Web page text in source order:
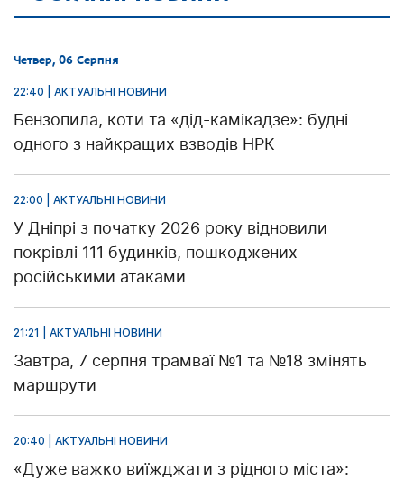
Четвер, 06 Серпня
22:40 | АКТУАЛЬНІ НОВИНИ
Бензопила, коти та «дід-камікадзе»: будні
одного з найкращих взводів НРК
22:00 | АКТУАЛЬНІ НОВИНИ
У Дніпрі з початку 2026 року відновили
покрівлі 111 будинків, пошкоджених
російськими атаками
21:21 | АКТУАЛЬНІ НОВИНИ
Завтра, 7 серпня трамваї №1 та №18 змінять
маршрути
20:40 | АКТУАЛЬНІ НОВИНИ
«Дуже важко виїжджати з рідного міста»: